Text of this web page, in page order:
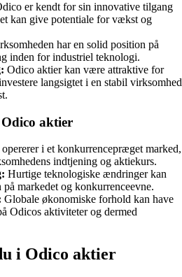
er kendt for sin innovative tilgang
kan give potentiale for vækst og
har en solid position på
inden for industriel teknologi.
Odico aktier kan være attraktive for
langsigtet i en stabil virksomhed
aktier
i et konkurrencepræget marked,
indtjening og aktiekurs.
Hurtige teknologiske ændringer kan
markedet og konkurrenceevne.
Globale økonomiske forhold kan have
Odicos aktiviteter og dermed
i Odico aktier